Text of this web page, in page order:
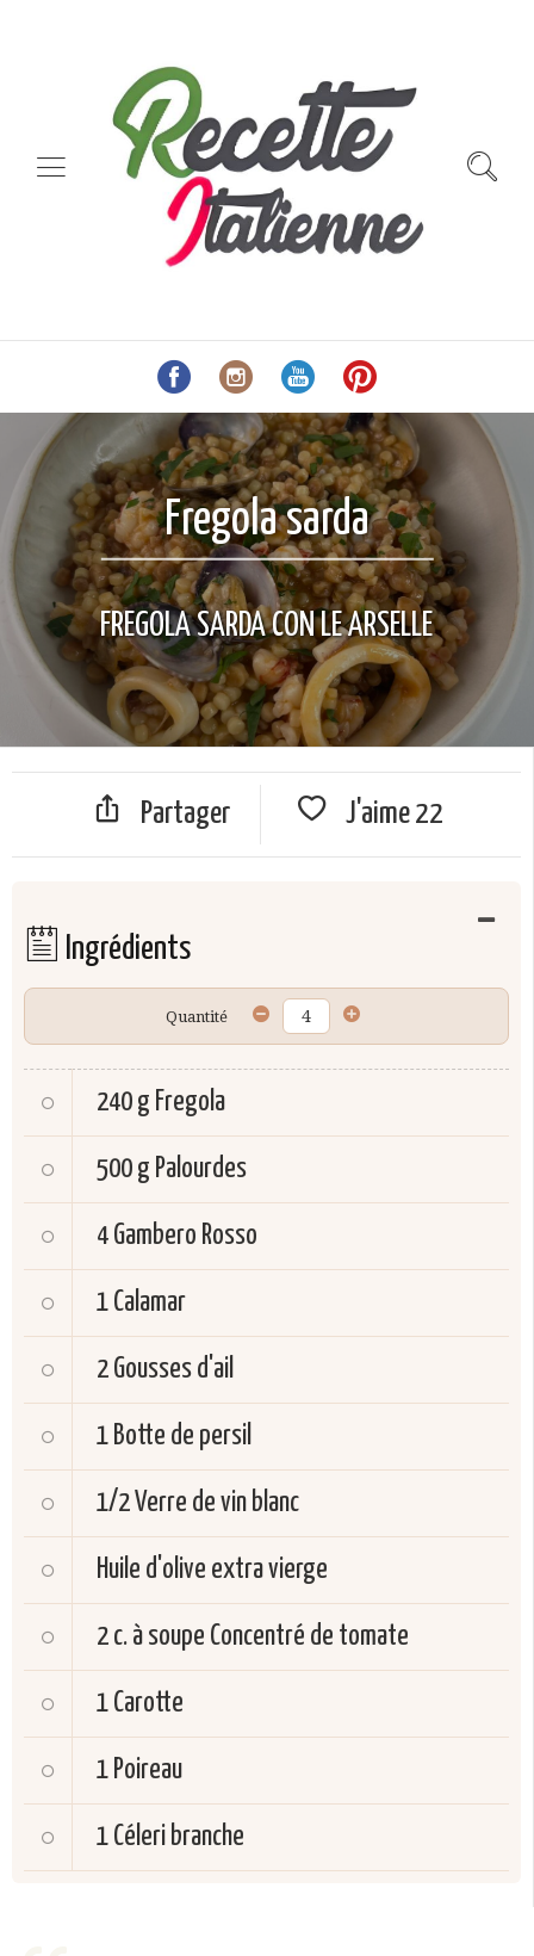
Fregola sarda
FREGOLA SARDA CON LE ARSELLE
Partager J'aime22
Ingrédients
Quantité
240 g Fregola
500 g Palourdes
4 Gambero Rosso
1 Calamar
2 Gousses d'ail
1 Botte de persil
1/2Verre de vin blanc
Huile d'olive extra vierge
2 c. à soupe Concentré de tomate
1 Carotte
1 Poireau
1 Céleri branche